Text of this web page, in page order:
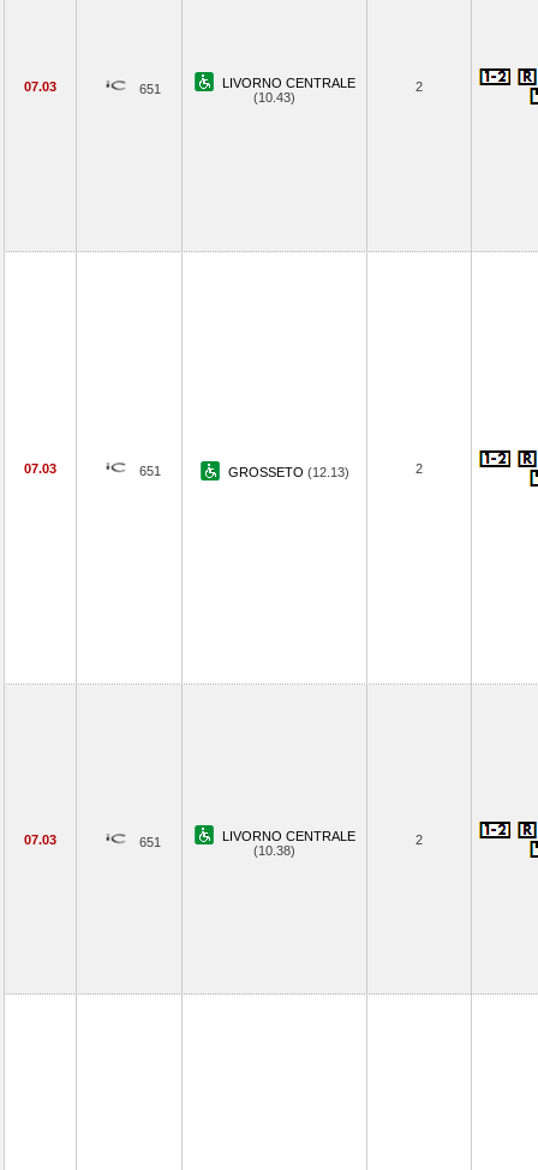
07.03 651
LIVORNO CENTRALE
(10.43)
2
07.03 651 GROSSETO (12.13) 2
07.03 651
LIVORNO CENTRALE
(10.38)
2